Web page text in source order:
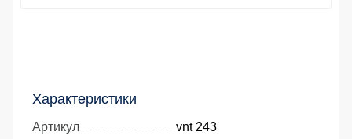
Характеристики
Артикул
vnt 243